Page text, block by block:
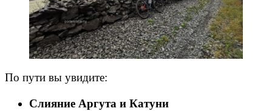
По пути вы увидите:
Слияние Аргута и Катуни